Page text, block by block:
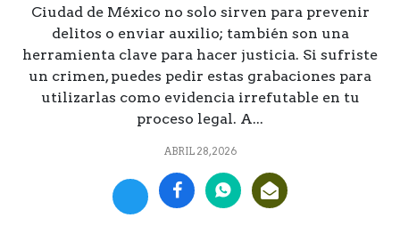
Ciudad de México no solo sirven para prevenir
delitos o enviar auxilio; también son una
herramienta clave para hacer justicia. Si sufriste
un crimen, puedes pedir estas grabaciones para
utilizarlas como evidencia irrefutable en tu
proceso legal. A...
ABRIL 28, 2026